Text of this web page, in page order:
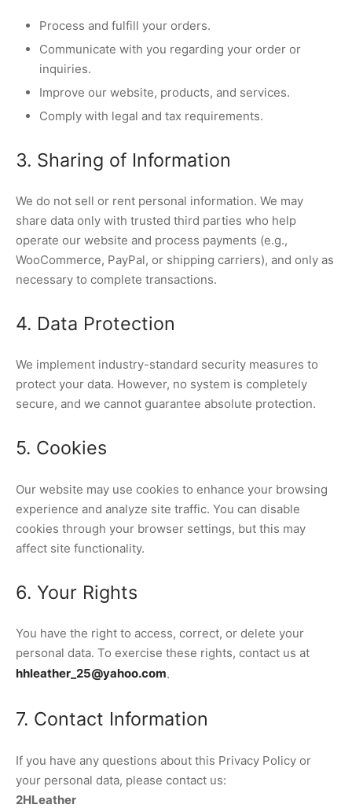
Process and fulfill your orders.
Communicate with you regarding your order or
inquiries.
Improve our website, products, and services.
Comply with legal and tax requirements.
3. Sharing of Information
We do not sell or rent personal information. We may
share data only with trusted third parties who help
operate our website and process payments (e.g.,
WooCommerce, PayPal, or shipping carriers), and only as
necessary to complete transactions.
4. Data Protection
We implement industry-standard security measures to
protect your data. However, no system is completely
secure, and we cannot guarantee absolute protection.
5. Cookies
Our website may use cookies to enhance your browsing
experience and analyze site traffic. You can disable
cookies through your browser settings, but this may
affect site functionality.
6. Your Rights
You have the right to access, correct, or delete your
personal data. To exercise these rights, contact us at
hhleather_25@yahoo.com.
7. Contact Information
If you have any questions about this Privacy Policy or
your personal data, please contact us:
2HLeather